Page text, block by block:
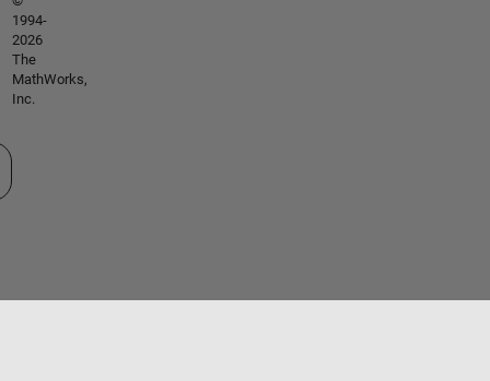
1994-
2026
The
MathWorks,
Inc.